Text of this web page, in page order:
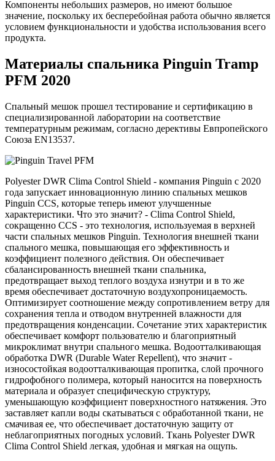
Компоненты небольших размеров, но имеют большое
значение, поскольку их бесперебойная работа обычно является
условием функциональности и удобства использования всего
продукта.
Материалы спальника Pinguin Tramp
PFM 2020
Спальный мешок прошел тестирование и сертификацию в
специализированной лаборатории на соответствие
температурным режимам, согласно дерективы Евпропейского
Союза EN13537.
Polyester DWR Clima Control Shield - компания Pinguin с 2020
года запускает инновационную линию спальных мешков
Pinguin CCS, которые теперь имеют улучшенные
характеристики. Что это значит? - Clima Control Shield,
сокращенно CCS - это технология, используемая в верхней
части спальных мешков Pinguin. Технология внешней ткани
спального мешка, повышающая его эффективность и
коэффициент полезного действия. Он обеспечивает
сбалансированность внешней ткани спальника,
предотвращает выход теплого воздуха изнутри и в то же
время обеспечивает достаточную воздухопроницаемость.
Оптимизирует соотношение между сопротивлением ветру для
сохранения тепла и отводом внутренней влажности для
предотвращения конденсации. Сочетание этих характеристик
обеспечивает комфорт пользователю и благоприятный
микроклимат внутри спального мешка. Водоотталкивающая
обработка DWR (Durable Water Repellent), что значит -
износостойкая водоотталкивающая пропитка, слой прочного
гидрофобного полимера, который наносится на поверхность
материала и образует специфическую структуру,
уменьшающую коэффициент поверхностного натяжения. Это
заставляет капли воды скатываться с обработанной ткани, не
смачивая ее, что обеспечивает достаточную защиту от
неблагоприятных погодных условий. Ткань Polyester DWR
Clima Control Shield легкая, удобная и мягкая на ощупь.